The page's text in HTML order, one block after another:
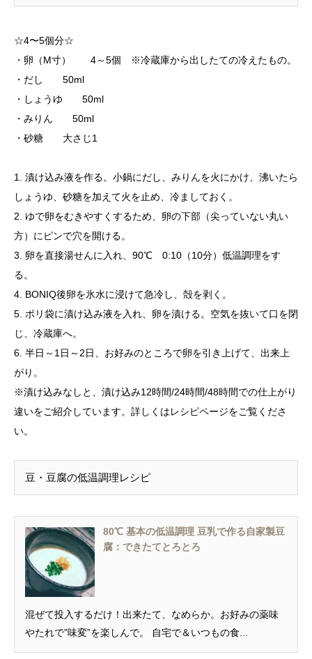
☆4〜5個分☆
・卵（M寸） 4～5個 ※冷蔵庫から出したての冷えたもの。
・だし 50ml
・しょうゆ 50ml
・みりん 50ml
・砂糖 大さじ1
1. 漬け込み液を作る。小鍋にだし、みりんを火にかけ、沸いたら
しょうゆ、砂糖を加えて火を止め、冷ましておく。
2. ゆで卵をむきやすくするため、卵の下部（尖っていない丸い
方）にピンで穴を開ける。
3. 卵を直接湯せんに入れ、90℃ 0:10（10分）低温調理をす
る。
4. BONIQ後卵を氷水に浸けて急冷し、殻を剥く。
5. ポリ袋に漬け込み液を入れ、卵を漬ける。空気を抜いて口を閉
じ、冷蔵庫へ。
6. 半日～1日～2日、お好みのところで卵を引き上げて、出来上
がり。
※漬け込みなしと、漬け込み12時間/24時間/48時間での仕上がり
違いをご紹介しています。詳しくはレシピページをご覧くださ
い。
豆・豆腐の低温調理レシピ
80℃ 基本の低温調理 豆乳で作る自家製豆
腐：できたてとろとろ
混ぜて投入するだけ！出来たて、なめらか。お好みの薬味
やたれで”味変”を楽しんで。 自宅で＆いつもの食...